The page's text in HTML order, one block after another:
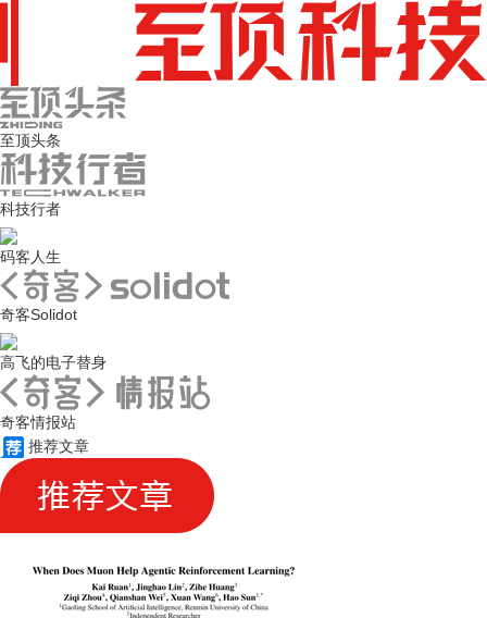
至顶头条
科技行者
码客人生
奇客Solidot
高飞的电子替身
奇客情报站
推荐文章